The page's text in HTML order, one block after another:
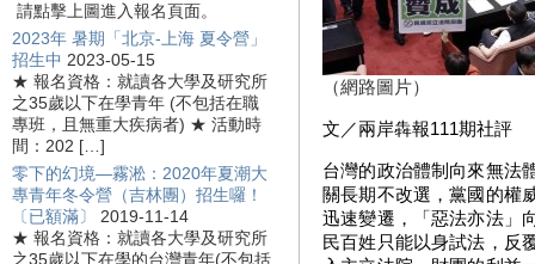
請點擊上圖進入報名頁面。
2023年 暑期「北京-上海 夏令營」
招生中 2023-05-15
★ 報名資格：就讀各大學及研究所
之35歲以下在學青年 (不包括在職
專班，且無重大疾病者) ★ 活動時
間：202 […]
零下的幻境—霧淞：2020年夏潮大
專青年冬令營（吉林團）招生囉！
〔已額滿〕
2019-11-14
★ 報名資格：就讀各大學及研究所
之35歲以下在學的台灣青年(不包括
（網路圖片）
文／兩岸犇報111期社評
台灣的政治體制向來無法
關長期不改選，黨國的權
迅速變遷，「惡法亦法」
民百姓只能以身試法，反